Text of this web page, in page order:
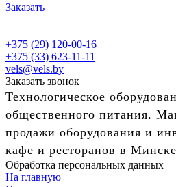
Заказать
+375 (29) 120-00-16
+375 (33) 623-11-11
vels@vels.by
Заказать звонок
Технологическое
общественного питания.
продажи оборудования и
кафе и ресторанов в Минске
Обработка персональных данных
На главную